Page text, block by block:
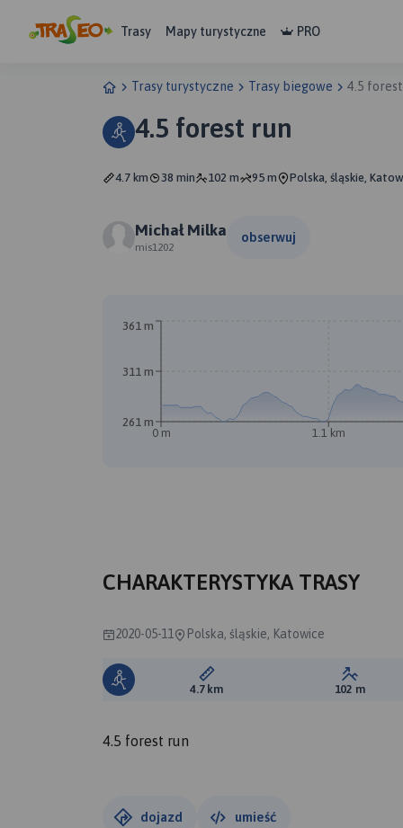
Trasy Mapy turystyczne PRO
Trasy turystyczne Trasy biegowe 4.5
4.5 forest run
4.7 km 38 min 102 m 95 m Polska, śląskie,
Michał Milka
mis1202
obserwuj
0 m 1.1 km
261 m
311 m
361 m
CHARAKTERYSTYKA TRASY
2020-05-11 Polska, śląskie, Katowice
Długość trasy:
4.7 km Suma
102 m
4.5 forest run
dojazd umieść